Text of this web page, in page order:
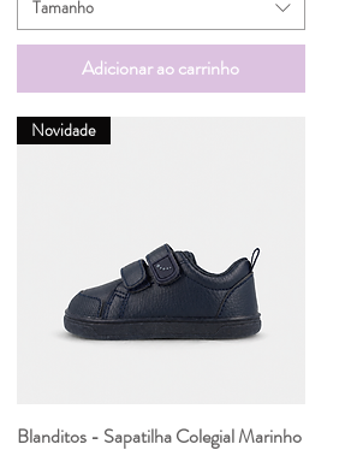
Tamanho
Adicionar ao carrinho
Visualização rápida
Novidade
Blanditos - Sapatilha Colegial Marinho